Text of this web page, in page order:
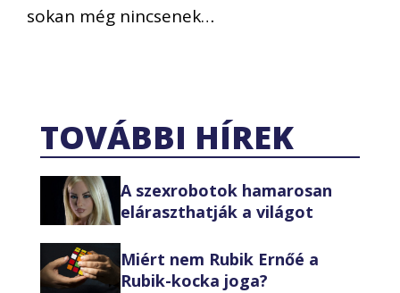
sokan még nincsenek…
TOVÁBBI HÍREK
A szexrobotok hamarosan
eláraszthatják a világot
Miért nem Rubik Ernőé a
Rubik-kocka joga?